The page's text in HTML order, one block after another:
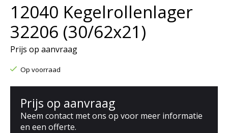
12040 Kegelrollenlager
32206 (30/62x21)
Prijs op aanvraag
Op voorraad
Prijs op aanvraag
Neem contact met ons op voor meer informatie
en een offerte.